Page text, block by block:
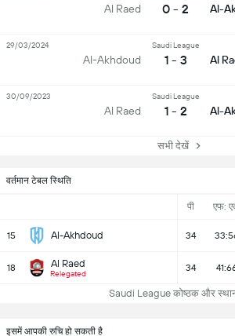
वर्तमान टेबल स्थिति
पी एफ:
15 Al-Akhdoud 34
18 Al Raed
Relegated
34
Saudi League कोष्ठक और
Al Raed 0 - 2 Al-
Al-Akhdoud
Saudi League
1 - 3 Al
29/03/2024
Al Raed
Saudi League
1 - 2 Al-
30/09/2023
सभी देखें
इसमें आपकी रुचि हो सकती है